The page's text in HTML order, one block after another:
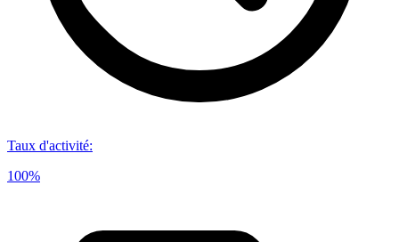
Taux d'activité:
100%